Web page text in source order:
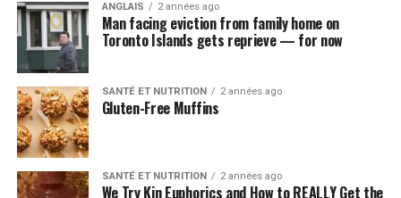
ANGLAIS 2 années ago
Man facing eviction from family home on
Toronto Islands gets reprieve — for now
SANTÉ ET NUTRITION 2 années ago
Gluten-Free Muffins
SANTÉ ET NUTRITION 2 années ago
We Try Kin Euphorics and How to REALLY Get the